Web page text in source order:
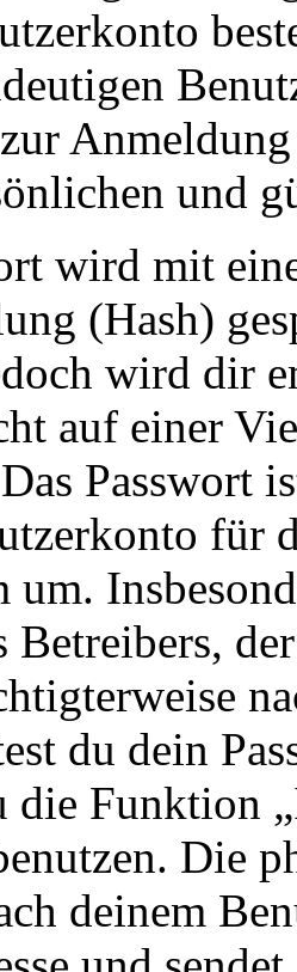
und
wird mit
(Hash)
wird dir
auf einer
Passwort
für
um.
Betreibers,
du dein
die Funktion
Die
deinem